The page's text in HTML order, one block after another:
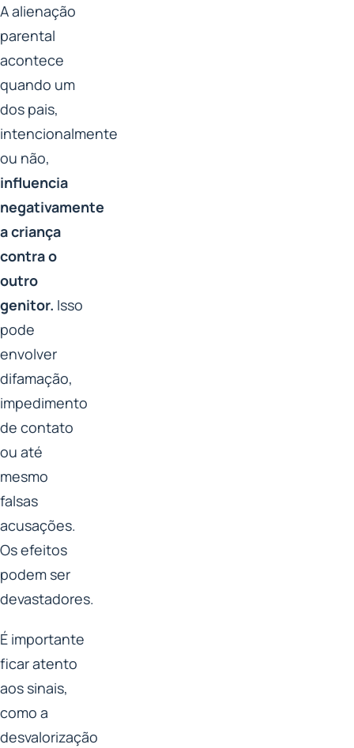
A alienação
parental
acontece
quando um
dos pais,
intencionalmente
ou não,
influencia
negativamente
a criança
contra o
outro
genitor. Isso
pode
envolver
difamação,
impedimento
de contato
ou até
mesmo
falsas
acusações.
Os efeitos
podem ser
devastadores.
É importante
ficar atento
aos sinais,
como a
desvalorização